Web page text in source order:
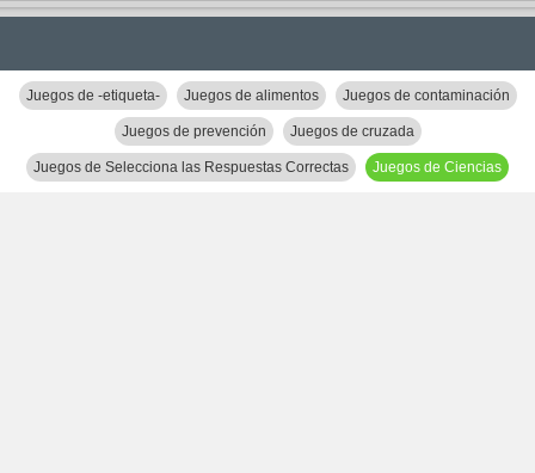
Juegos de -etiqueta- Juegos de alimentos Juegos de contaminación
Juegos de prevención Juegos de cruzada
Juegos de Selecciona las Respuestas Correctas Juegos de Ciencias